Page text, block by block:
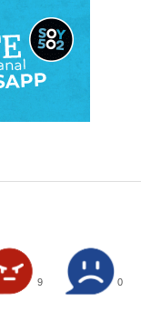
9 0